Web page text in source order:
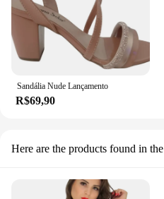
Sandália Nude Lançamento
R$69,90
Here are the products found in the